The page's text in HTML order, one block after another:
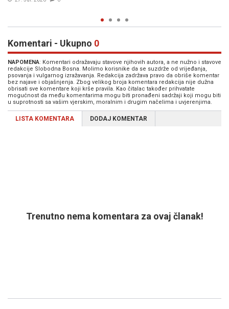
Komentari - Ukupno 0
NAPOMENA: Komentari odražavaju stavove njihovih autora, a ne nužno i stavove
redakcije Slobodna Bosna. Molimo korisnike da se suzdrže od vrijeđanja,
psovanja i vulgarnog izražavanja. Redakcija zadržava pravo da obriše komentar
bez najave i objašnjenja. Zbog velikog broja komentara redakcija nije dužna
obrisati sve komentare koji krše pravila. Kao čitalac također prihvatate
mogućnost da među komentarima mogu biti pronađeni sadržaji koji mogu biti
u suprotnosti sa vašim vjerskim, moralnim i drugim načelima i uvjerenjima.
LISTA KOMENTARA DODAJ KOMENTAR
Trenutno nema komentara za ovaj članak!